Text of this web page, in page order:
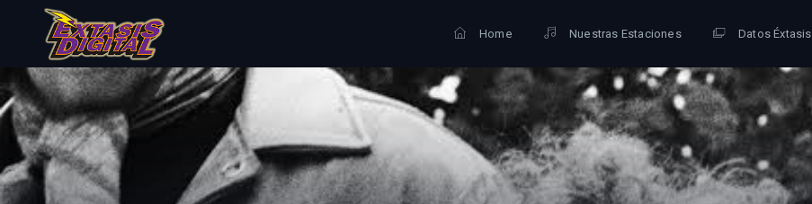
Home Nuestras Estaciones Datos Éxtasis